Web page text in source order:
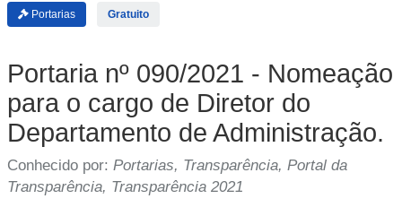
Portarias Gratuito
Portaria nº 090/2021 - Nomeação
para o cargo de Diretor do
Departamento de Administração.
Conhecido por: Portarias, Transparência, Portal da
Transparência, Transparência 2021